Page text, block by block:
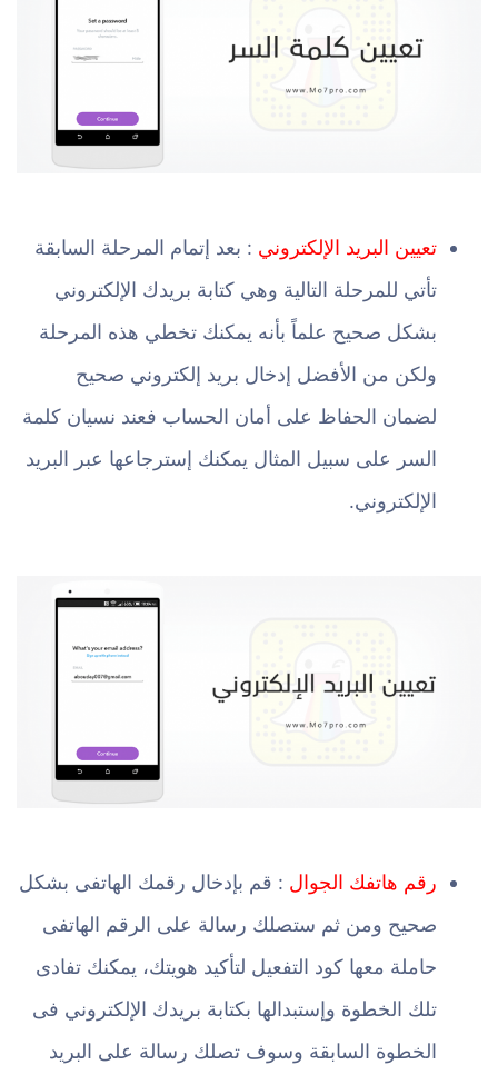
تعيين البريد الإلكتروني : بعد إتمام المرحلة السابقة
تأتي للمرحلة التالية وهي كتابة بريدك الإلكتروني
بشكل صحيح علماً بأنه يمكنك تخطي هذه المرحلة
ولكن من الأفضل إدخال بريد إلكتروني صحيح
لضمان الحفاظ على أمان الحساب فعند نسيان كلمة
السر على سبيل المثال يمكنك إسترجاعها عبر البريد
الإلكتروني.
رقم هاتفك الجوال : قم بإدخال رقمك الهاتفى بشكل
صحيح ومن ثم ستصلك رسالة على الرقم الهاتفى
حاملة معها كود التفعيل لتأكيد هويتك، يمكنك تفادى
تلك الخطوة وإستبدالها بكتابة بريدك الإلكتروني فى
الخطوة السابقة وسوف تصلك رسالة على البريد